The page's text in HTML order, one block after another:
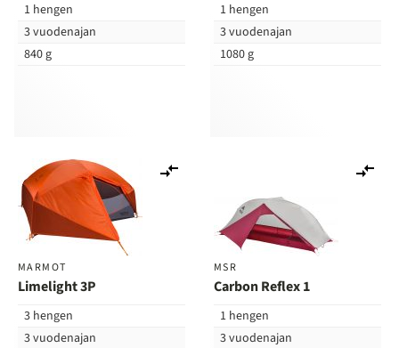
1 hengen
3 vuodenajan
840 g
1 hengen
3 vuodenajan
1080 g
MARMOT
Limelight 3P
3 hengen
3 vuodenajan
MSR
Carbon Reflex 1
1 hengen
3 vuodenajan